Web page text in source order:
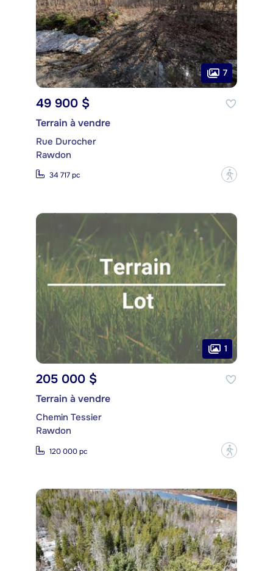
7
49 900 $
Terrain à vendre
Rue Durocher
Rawdon
34 717 pc ?
1
205 000 $
Terrain à vendre
Chemin Tessier
Rawdon
120 000 pc ?